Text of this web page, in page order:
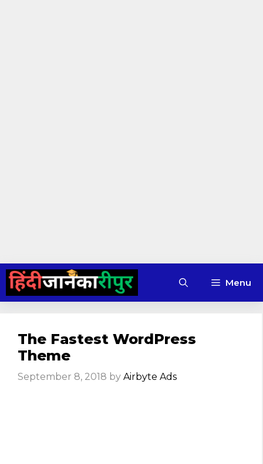
Skip
content
Menu
The Fastest WordPress
Theme
September 8, 2018 by Airbyte Ads